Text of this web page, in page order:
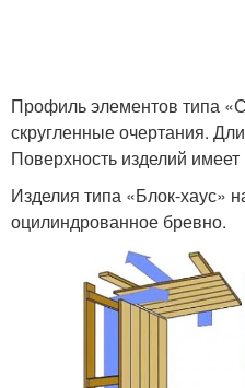
Профиль элементов типа
скругленные очертания.
Поверхность изделий
Изделия типа «Блок-хаус»
оцилиндрованное бревно.